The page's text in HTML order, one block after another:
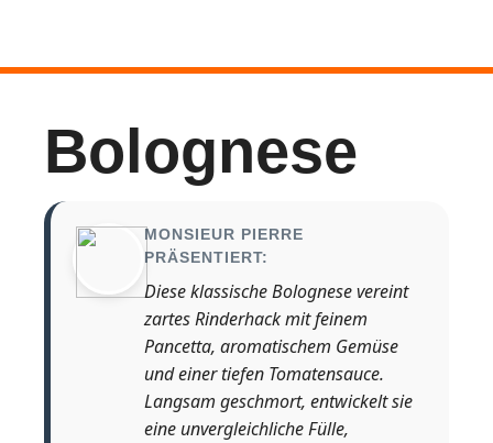
Bolognese
MONSIEUR PIERRE
PRÄSENTIERT:
Diese klassische Bolognese vereint
zartes Rinderhack mit feinem
Pancetta, aromatischem Gemüse
und einer tiefen Tomatensauce.
Langsam geschmort, entwickelt sie
eine unvergleichliche Fülle,